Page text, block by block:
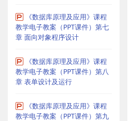
《数据库原理及应用》课程
教学电子教案（PPT课件）第七
章 面向对象程序设计
《数据库原理及应用》课程
教学电子教案（PPT课件）第八
章 表单设计及运行
《数据库原理及应用》课程
教学电子教案（PPT课件）第九